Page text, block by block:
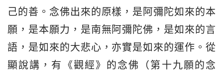
己的善。念佛出來的原樣，是阿彌陀如來的本
願，是本願力，是南無阿彌陀佛，是如來的言
語，是如來的大悲心，亦實是如來的運作。從
顯說講，有《觀經》的念佛（第十九願的念